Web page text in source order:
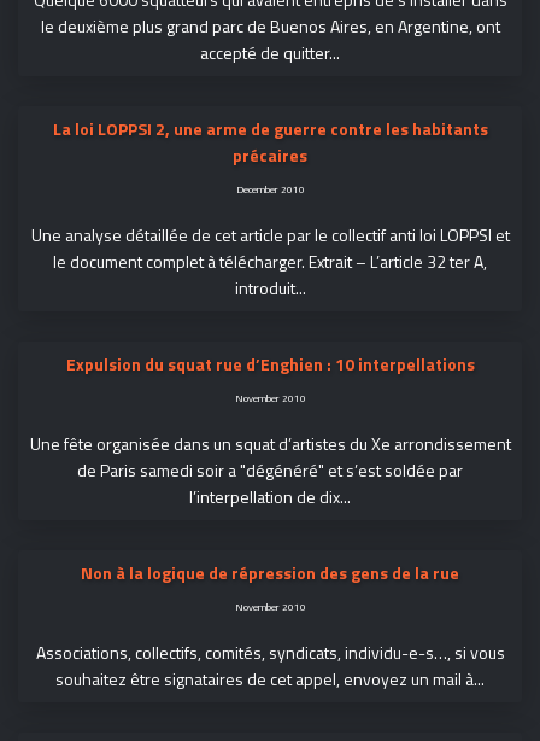
le deuxième plus grand parc de Buenos Aires, en Argentine, ont
accepté de quitter...
La loi LOPPSI 2, une arme de guerre contre les habitants
précaires
December 2010
Une analyse détaillée de cet article par le collectif anti loi LOPPSI et
le document complet à télécharger. Extrait – L’article 32 ter A,
introduit...
Expulsion du squat rue d’Enghien : 10 interpellations
November 2010
Une fête organisée dans un squat d’artistes du Xe arrondissement
de Paris samedi soir a "dégénéré" et s’est soldée par
l’interpellation de dix...
Non à la logique de répression des gens de la rue
November 2010
Associations, collectifs, comités, syndicats, individu-e-s…, si vous
souhaitez être signataires de cet appel, envoyez un mail à...